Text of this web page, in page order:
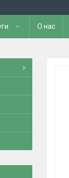
О нас